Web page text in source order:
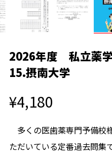
2026年度 私立薬
15.摂南大学
¥4,180
多くの医歯薬専門予備校
ただいている定番過去問集